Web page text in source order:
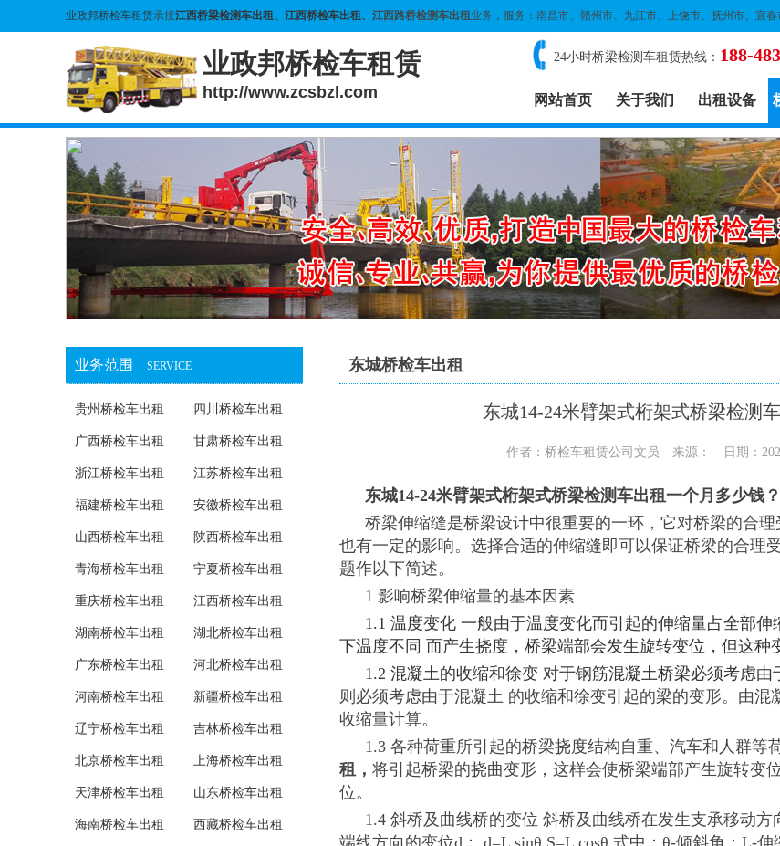
业政邦桥检车租赁承接江西桥梁检测车出租、 江西桥检车出租、江西路桥检测车出租业务，服务：南昌市、赣州市、九江市、上饶市、抚州市、宜
业政邦桥检车租赁
http://www.zcsbzl.com
24小时桥梁检测车租赁热线： 188-
网站首页 关于我们 出租设备
业务范围 SERVICE
贵州桥检车出租 四川桥检车出租
广西桥检车出租 甘肃桥检车出租
浙江桥检车出租 江苏桥检车出租
福建桥检车出租 安徽桥检车出租
山西桥检车出租 陕西桥检车出租
青海桥检车出租 宁夏桥检车出租
重庆桥检车出租 江西桥检车出租
湖南桥检车出租 湖北桥检车出租
广东桥检车出租 河北桥检车出租
河南桥检车出租 新疆桥检车出租
辽宁桥检车出租 吉林桥检车出租
北京桥检车出租 上海桥检车出租
天津桥检车出租 山东桥检车出租
海南桥检车出租 西藏桥检车出租
东城桥检车出租
东城14-24米臂架式桁架式桥梁检测
作者：桥检车租赁公司文员 来源： 日期：
东城14-24米臂架式桁架式桥梁检测车出租一个月多少钱
桥梁伸缩缝是桥梁设计中很重要的一环，它对桥梁的合
也有一定的影响。选择合适的伸缩缝即可以保证桥梁的合理
题作以下简述。
1 影响桥梁伸缩量的基本因素
1.1 温度变化 一般由于温度变化而引起的伸缩量占全部
下温度不同 而产生挠度，桥梁端部会发生旋转变位，但这
1.2 混凝土的收缩和徐变 对于钢筋混凝土桥梁必须考虑
则必须考虑由于混凝土 的收缩和徐变引起的梁的变形。由
收缩量计算。
1.3 各种荷重所引起的桥梁挠度结构自重、汽车和人群等
租， 将引起桥梁的挠曲变形，这样会使桥梁端部产生旋转变
位。
1.4 斜桥及曲线桥的变位 斜桥及曲线桥在发生支承移动
端线方向的变位d： d=L sinθ S=L cosθ 式中：θ-倾斜角；L-